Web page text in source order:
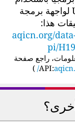
عنوان URL لواجهة برمجة
هذا:
aqicn.org/
pi/
راجع صفحة
API:
)